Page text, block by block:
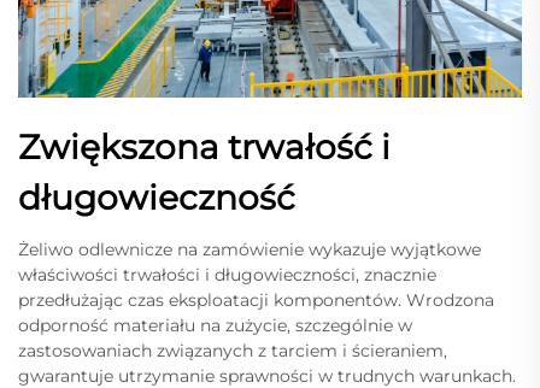
Zwiększona trwałość i
długowieczność
Żeliwo odlewnicze na zamówienie wykazuje wyjątkowe
właściwości trwałości i długowieczności, znacznie
przedłużając czas eksploatacji komponentów. Wrodzona
odporność materiału na zużycie, szczególnie w
zastosowaniach związanych z tarciem i ścieraniem,
gwarantuje utrzymanie sprawności w trudnych warunkach.